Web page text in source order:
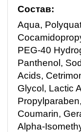
Состав:
Aqua,
PEG-40
Рanthenol,
Acids,
Glycol, Lactic
Coumarin,
Alpha-